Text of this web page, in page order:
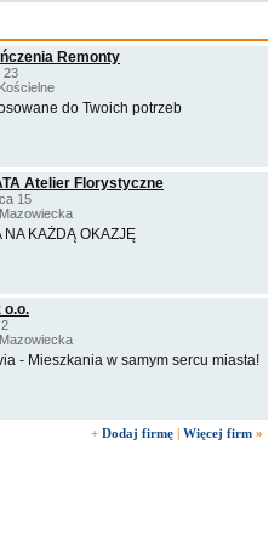
Remonty
23
do Twoich potrzeb
Atelier Florystyczne
15
NA KAŻDĄ OKAZJĘ
o.o.
- Mieszkania w samym sercu miasta!
+ Dodaj firmę | Więcej firm »